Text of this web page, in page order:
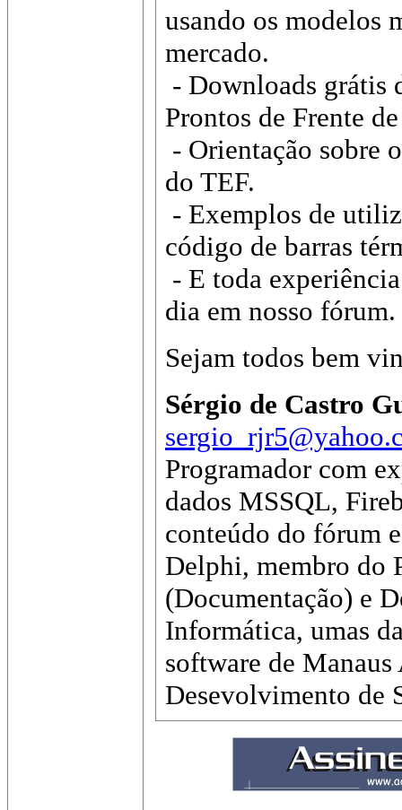
usando os modelos
mercado.
- Downloads grátis
Prontos de Frente
- Orientação sobre
do TEF.
- Exemplos de
código de barras
- E toda
dia em nosso fórum.
Sejam todos bem
Sérgio de Castro
Programador com
dados MSSQL,
conteúdo do fórum
Delphi, membro do
(Documentação) e
Informática, umas
software de
Desevolvimento de